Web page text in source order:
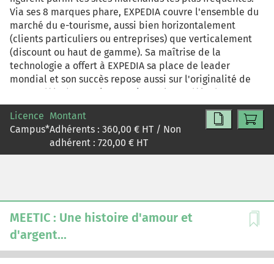
Via ses 8 marques phare, EXPEDIA couvre l'ensemble du
marché du e-tourisme, aussi bien horizontalement
(clients particuliers ou entreprises) que verticalement
(discount ou haut de gamme). Sa maîtrise de la
technologie a offert à EXPEDIA sa place de leader
mondial et son succès repose aussi sur l'originalité de
son modèle économique, qui couple modèle d'agence
classique et modèle marchand. Certains acteurs du
marché ont choisi d'élargir leur portefeuille d'activités
et d'évoluer vers une globalisation des prestations...
Licence
Campus*
Montant
Adhérents : 360,00 € HT / Non
adhérent : 720,00 € HT
MEETIC : Une histoire d'amour et
d'argent...